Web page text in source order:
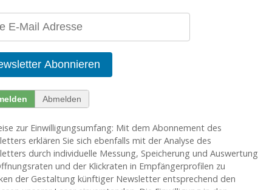
Abonnieren
Abmelden
zur Einwilligungsumfang: Mit dem Abonnement des
erklären Sie sich ebenfalls mit der Analyse des
durch individuelle Messung, Speicherung und Auswertung
und der Klickraten in Empfängerprofilen zu
der Gestaltung künftiger Newsletter entsprechend den